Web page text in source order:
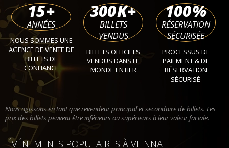
15+
ANNÉES
NOUS SOMMES UNE
AGENCE DE VENTE DE
BILLETS DE
CONFIANCE
300K+
BILLETS
VENDUS
BILLETS OFFICIELS
VENDUS DANS LE
MONDE ENTIER
100%
RÉSERVATION
SÉCURISÉE
PROCESSUS DE
PAIEMENT & DE
RÉSERVATION
SÉCURISÉ
Nous agissons en tant que revendeur principal et secondaire de billets. Les
prix des billets peuvent être inférieurs ou supérieurs à leur valeur faciale.
ÉVÉNEMENTS POPULAIRES À VIENNA